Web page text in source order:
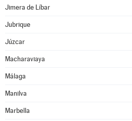
Jimera de Líbar
Jubrique
Júzcar
Macharaviaya
Málaga
Manilva
Marbella